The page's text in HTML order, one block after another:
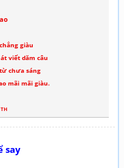
giàu
viết dăm câu
chưa sáng
mãi mãi giàu.
say